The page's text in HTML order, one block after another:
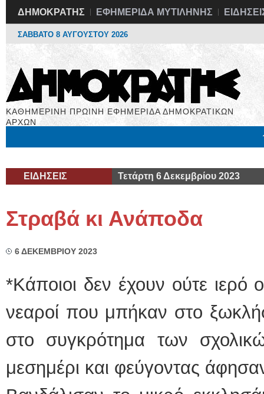
ΔΗΜΟΚΡΑΤΗΣ ΕΦΗΜΕΡΙΔΑ ΜΥΤΙΛΗΝΗΣ
ΣΑΒΒΑΤΟ 8 ΑΥΓΟΥΣΤΟΥ 2026
ΚΑΘΗΜΕΡΙΝΗ ΠΡΩΙΝΗ ΕΦΗΜΕΡΙΔΑ ΔΗΜΟΚΡΑΤΙΚΩΝ
ΑΡΧΩΝ
ΕΙΔΗΣΕΙΣ Τετάρτη 6 Δεκεμβρίου 2023
Στραβά κι Ανάποδα
6 ΔΕΚΕΜΒΡΙΟΥ 2023
*Kάποιοι δεν έχουν ούτε
νεαροί που μπήκαν στο
στο συγκρότημα των
μεσημέρι και φεύγοντας